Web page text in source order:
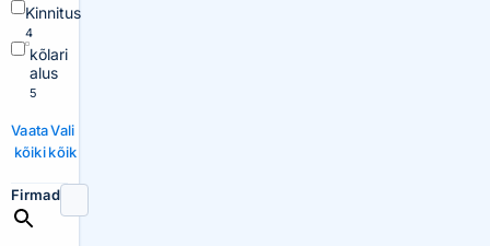
Kinnitus
4
kõlari
alus
5
Vaata
kõiki
Vali
kõik
Firmad